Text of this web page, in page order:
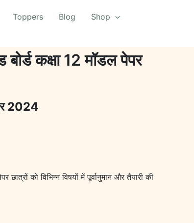
Toppers Blog
Shop
कक्षा 12 मॉडल पेपर
2024
को विभिन्न विषयों में पूर्वानुमान और तैयारी की